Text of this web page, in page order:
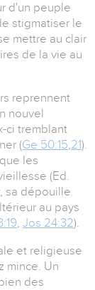
d'un peuple
stigmatiser le
mettre au clair
de la vie au
reprennent
nouvel
ci tremblant
(Ge 50:15,21).
les
(Ed.
sa dépouille
au pays
, Jos 24:32).
et religieuse
mince. Un
des